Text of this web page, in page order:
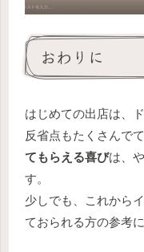
おわりに
はじめての出店は、
反省点もたくさんで
てもらえる喜びは、
す。
少しでも、これから
ておられる方の参考